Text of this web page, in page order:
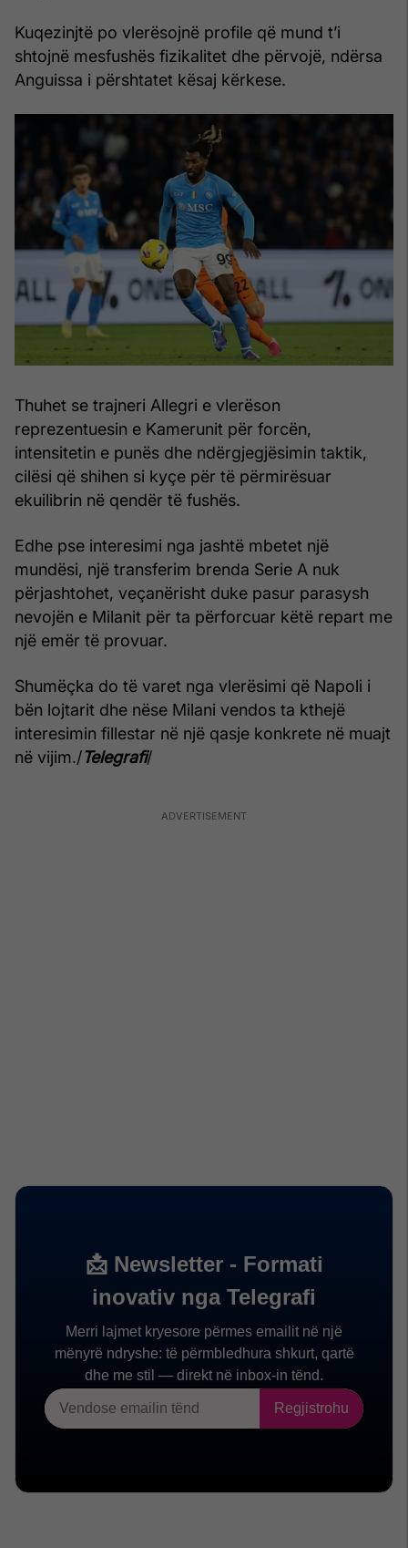
Kuqezinjtë po vlerësojnë profile që mund t’i
shtojnë mesfushës fizikalitet dhe përvojë, ndërsa
Anguissa i përshtatet kësaj kërkese.
Thuhet se trajneri Allegri e vlerëson
reprezentuesin e Kamerunit për forcën,
intensitetin e punës dhe ndërgjegjësimin taktik,
cilësi që shihen si kyçe për të përmirësuar
ekuilibrin në qendër të fushës.
Edhe pse interesimi nga jashtë mbetet një
mundësi, një transferim brenda Serie A nuk
përjashtohet, veçanërisht duke pasur parasysh
nevojën e Milanit për ta përforcuar këtë repart me
një emër të provuar.
Shumëçka do të varet nga vlerësimi që Napoli i
bën lojtarit dhe nëse Milani vendos ta kthejë
interesimin fillestar në një qasje konkrete në muajt
në vijim./Telegrafi/